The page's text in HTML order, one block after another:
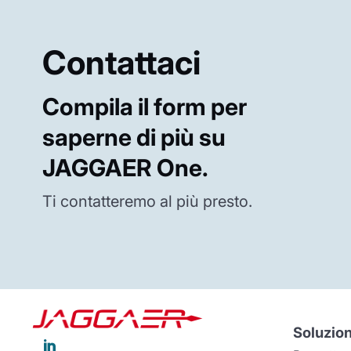
Contattaci
Compila il form per
saperne di più su
JAGGAER One.
Ti contatteremo al più presto.
